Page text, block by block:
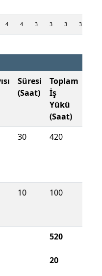
4 4 3 3 3 3
Süresi
(Saat)
Toplam
İş
Yükü
(Saat)
30 420
10 100
520
20